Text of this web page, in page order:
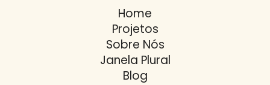
Home
Projetos
Sobre Nós
Janela Plural
Blog